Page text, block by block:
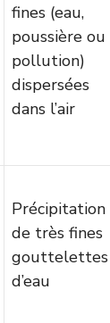
fines (eau,
poussière ou
pollution)
dispersées
dans l’air
Précipitation
de très fines
gouttelettes
d’eau